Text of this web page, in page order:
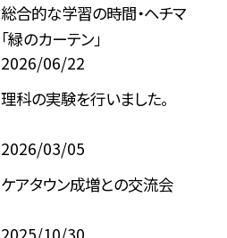
総合的な学習の時間・ヘチマ
「緑のカーテン」
2026/06/22
理科の実験を行いました。
2026/03/05
ケアタウン成増との交流会